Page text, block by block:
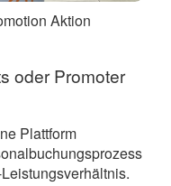
Aktion
oder Promoter
Plattform